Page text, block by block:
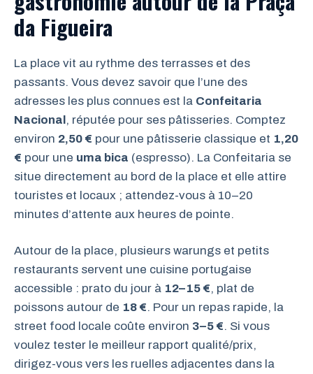
da Figueira
La place vit au rythme des terrasses et des
passants. Vous devez savoir que l’une des
adresses les plus connues est la Confeitaria
Nacional, réputée pour ses pâtisseries. Comptez
environ 2,50 € pour une pâtisserie classique et 1,20
€ pour une uma bica (espresso). La Confeitaria se
situe directement au bord de la place et elle attire
touristes et locaux ; attendez-vous à 10–20
minutes d’attente aux heures de pointe.
Autour de la place, plusieurs warungs et petits
restaurants servent une cuisine portugaise
accessible : prato du jour à 12–15 €, plat de
poissons autour de 18 €. Pour un repas rapide, la
street food locale coûte environ 3–5 €. Si vous
voulez tester le meilleur rapport qualité/prix,
dirigez-vous vers les ruelles adjacentes dans la